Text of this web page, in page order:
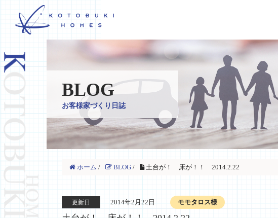
BLOG
お客様家づくり日誌
ホーム / BLOG / 土台が！ 床が！！ 2014.2.22
更新日 2014年2月22日 モモタロス様